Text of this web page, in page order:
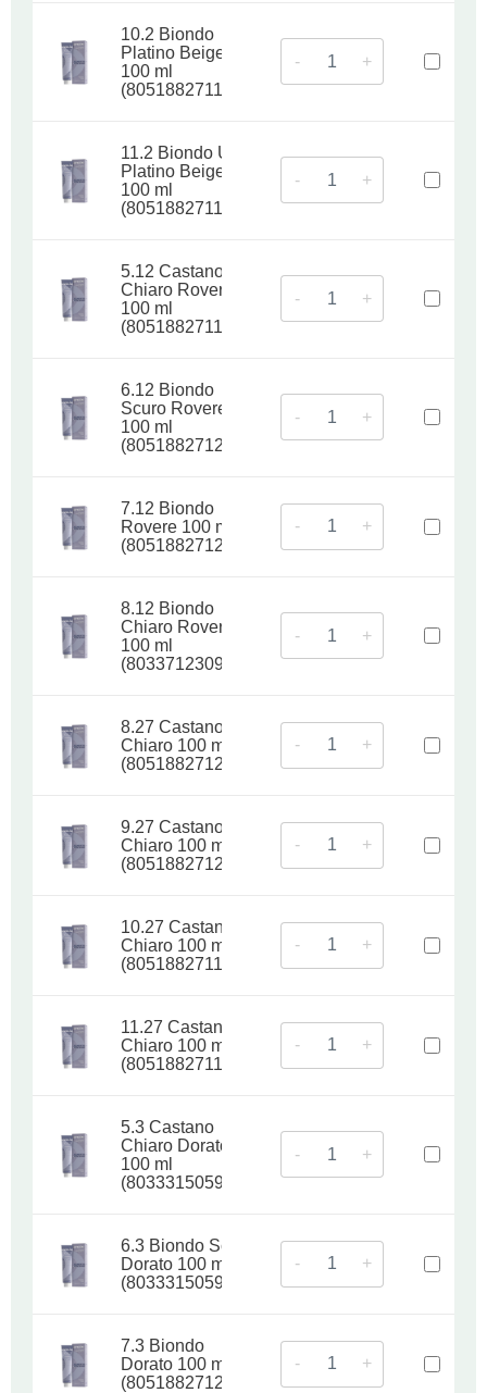
10.2 Biondo
Platino Beige
100 ml
(8051882711739)
- +
11.2 Biondo Ultra
Platino Beige
100 ml
(8051882711838)
- +
5.12 Castano
Chiaro Rovere
100 ml
(8051882711999)
- +
6.12 Biondo
Scuro Rovere
100 ml
(8051882712118)
- +
7.12 Biondo
Rovere 100 ml
(8051882712255)
- +
8.12 Biondo
Chiaro Rovere
100 ml
(8033712309262)
- +
8.27 Castano
Chiaro 100 ml
(8051882712439)
- +
9.27 Castano
Chiaro 100 ml
(8051882712545)
- +
10.27 Castano
Chiaro 100 ml
(8051882711746)
- +
11.27 Castano
Chiaro 100 ml
(8051882711845)
- +
5.3 Castano
Chiaro Dorato
100 ml
(8033315059090)
- +
6.3 Biondo Scuro
Dorato 100 ml
(8033315059083)
- +
7.3 Biondo
Dorato 100 ml
(8051882712286)
- +